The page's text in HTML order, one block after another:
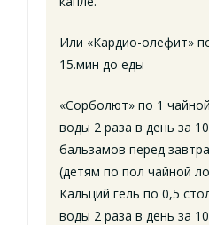
Или «Кардио-олефит»
15.мин до еды
«Сорболют» по 1
воды 2 раза в день за
бальзамов перед
(детям по пол чайной
Кальций гель по 0,5
воды 2 раза в день за